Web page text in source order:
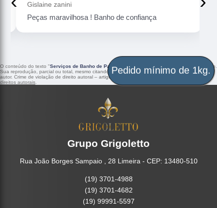
Gislaine zanini
Peças maravilhosa ! Banho de confiança
O conteúdo do texto "Serviços de Banho de Paládio Industrial Cuiabá
" é de direito reservado.
Sua reprodução, parcial ou total, mesmo citando nossos links, é proibida sem a autorização do
autor. Crime de violação de direito autoral – artigo 184 do Código Penal –
Lei 9610/98 - Lei de
direitos autorais
Grupo Grigoletto
Rua João Borges Sampaio , 28 Limeira - CEP: 13480-510
(19) 3701-4988
(19) 3701-4682
(19) 99991-5597
Pedido mínimo de 1kg.